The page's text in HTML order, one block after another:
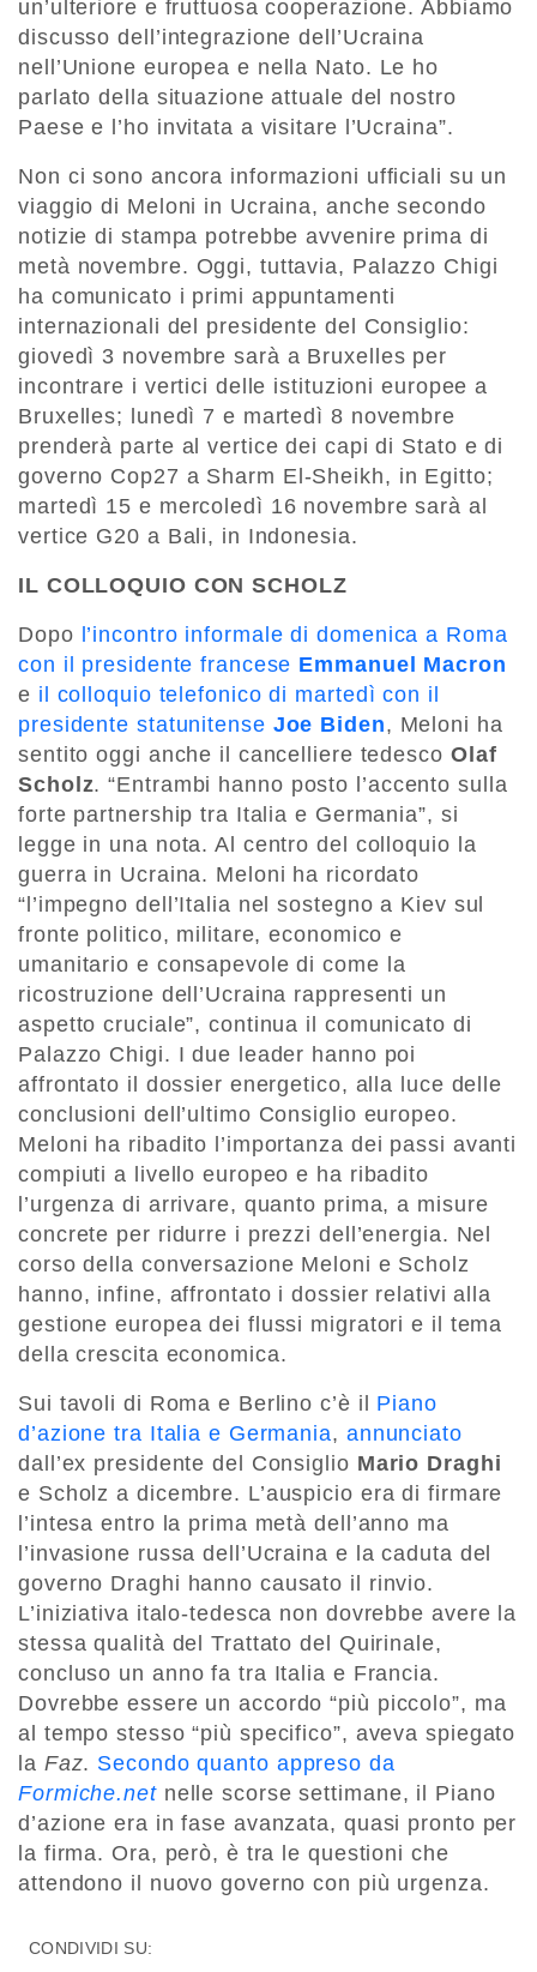
un’ulteriore e fruttuosa cooperazione. Abbiamo
discusso dell’integrazione dell’Ucraina
nell’Unione europea e nella Nato. Le ho
parlato della situazione attuale del nostro
Paese e l’ho invitata a visitare l’Ucraina”.
Non ci sono ancora informazioni ufficiali su un
viaggio di Meloni in Ucraina, anche secondo
notizie di stampa potrebbe avvenire prima di
metà novembre. Oggi, tuttavia, Palazzo Chigi
ha comunicato i primi appuntamenti
internazionali del presidente del Consiglio:
giovedì 3 novembre sarà a Bruxelles per
incontrare i vertici delle istituzioni europee a
Bruxelles; lunedì 7 e martedì 8 novembre
prenderà parte al vertice dei capi di Stato e di
governo Cop27 a Sharm El-Sheikh, in Egitto;
martedì 15 e mercoledì 16 novembre sarà al
vertice G20 a Bali, in Indonesia.
IL COLLOQUIO CON SCHOLZ
Dopo l’incontro informale di domenica a Roma
con il presidente francese Emmanuel Macron
e il colloquio telefonico di martedì con il
presidente statunitense Joe Biden, Meloni ha
sentito oggi anche il cancelliere tedesco Olaf
Scholz. “Entrambi hanno posto l’accento sulla
forte partnership tra Italia e Germania”, si
legge in una nota. Al centro del colloquio la
guerra in Ucraina. Meloni ha ricordato
“l’impegno dell’Italia nel sostegno a Kiev sul
fronte politico, militare, economico e
umanitario e consapevole di come la
ricostruzione dell’Ucraina rappresenti un
aspetto cruciale”, continua il comunicato di
Palazzo Chigi. I due leader hanno poi
affrontato il dossier energetico, alla luce delle
conclusioni dell’ultimo Consiglio europeo.
Meloni ha ribadito l’importanza dei passi avanti
compiuti a livello europeo e ha ribadito
l’urgenza di arrivare, quanto prima, a misure
concrete per ridurre i prezzi dell’energia. Nel
corso della conversazione Meloni e Scholz
hanno, infine, affrontato i dossier relativi alla
gestione europea dei flussi migratori e il tema
della crescita economica.
Sui tavoli di Roma e Berlino c’è il
Piano
d’azione tra Italia e Germania, annunciato
dall’ex presidente del Consiglio Mario Draghi
e Scholz a dicembre. L’auspicio era di firmare
l’intesa entro la prima metà dell’anno ma
l’invasione russa dell’Ucraina e la caduta del
governo Draghi hanno causato il rinvio.
L’iniziativa italo-tedesca non dovrebbe avere la
stessa qualità del Trattato del Quirinale,
concluso un anno fa tra Italia e Francia.
Dovrebbe essere un accordo “più piccolo”, ma
al tempo stesso “più specifico”, aveva spiegato
la Faz. Secondo quanto appreso da
Formiche.netnelle scorse settimane, il Piano
d’azione era in fase avanzata, quasi pronto per
la firma. Ora, però, è tra le questioni che
attendono il nuovo governo con più urgenza.
CONDIVIDI SU: